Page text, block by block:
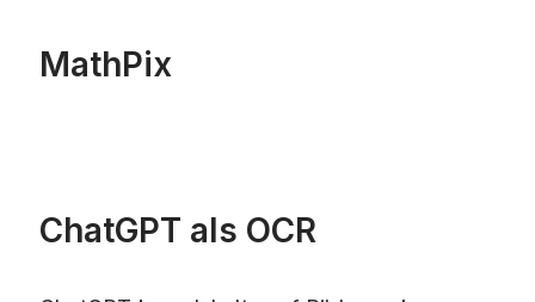
MathPix
ChatGPT als OCR